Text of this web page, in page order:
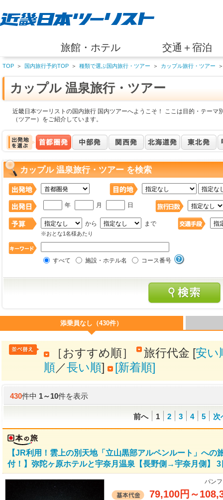
旅館・ホテル 交通＋宿泊
TOP ＞ 国内旅行予約TOP ＞ 種類で選ぶ国内旅行・ツアー ＞ カップル旅行・ツアー ＞
カップル 温泉旅行・ツアー
近畿日本ツーリストの国内旅行 国内ツアーへようこそ！ ここは目的・テーマ
（ツアー）をご紹介しています。
カップル 温泉旅行・ツアー を検索
年 月 日
から まで
※おとな1名様あたり
すべて 施設・ホテル名 コース番号
添乗員なし（430件）
［おすすめ順］ 旅行代金 [安い
順／長い順] [新着順]
430件中1～10件を表示
前へ 1 2 3 4 5 次
【JR利用！雲上の別天地「立山黒部アルペンルート」への
付！】弥陀ヶ原ホテルと宇奈月温泉【長野側→宇奈月側】 3
パン
79,100円 ～